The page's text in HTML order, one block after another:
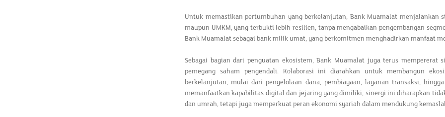
Untuk memastikan pertumbuhan yang berkelanjutan, Bank Muamalat menjalankan
maupun UMKM, yang terbukti lebih resilien, tanpa mengabaikan pengembangan
Bank Muamalat sebagai bank milik umat, yang berkomitmen menghadirkan manfaat
Sebagai bagian dari penguatan ekosistem, Bank Muamalat juga terus mempererat
pemegang saham pengendali. Kolaborasi ini diarahkan untuk membangun
berkelanjutan, mulai dari pengelolaan dana, pembiayaan, layanan transaksi,
memanfaatkan kapabilitas digital dan jejaring yang dimiliki, sinergi ini diharapkan
dan umrah, tetapi juga memperkuat peran ekonomi syariah dalam mendukung